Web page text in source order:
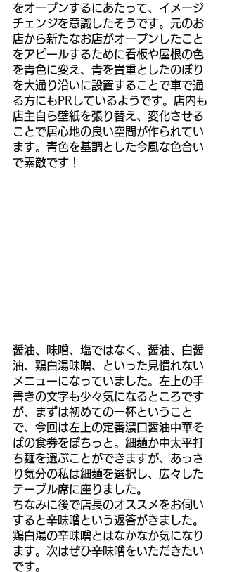
をオープンするにあたって、イメージ
チェンジを意識したそうです。元のお
店から新たなお店がオープンしたこと
をアピールするために看板や屋根の色
を青色に変え、青を貴重としたのぼり
を大通り沿いに設置することで車で通
る方にもPRしているようです。店内も
店主自ら壁紙を張り替え、変化させる
ことで居心地の良い空間が作られてい
ます。青色を基調とした今風な色合い
で素敵です！
醤油、味噌、塩ではなく、醤油、白醤
油、鶏白湯味噌、といった見慣れない
メニューになっていました。左上の手
書きの文字も少々気になるところです
が、まずは初めての一杯ということ
で、今回は左上の定番濃口醤油中華そ
ばの食券をぽちっと。細麺か中太平打
ち麺を選ぶことができますが、あっさ
り気分の私は細麺を選択し、広々した
テーブル席に座りました。
ちなみに後で店長のオススメをお伺い
すると辛味噌という返答がきました。
鶏白湯の辛味噌とはなかなか気になり
ます。次はぜひ辛味噌をいただきたい
です。